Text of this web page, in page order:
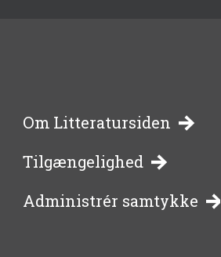
-
bibliotekernes
Om Litteratursiden
Tilgængelighed
Administrér samtykke